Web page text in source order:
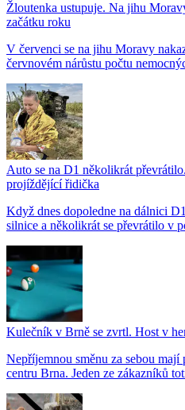
Žloutenka ustupuje. Na jihu
začátku roku
V červenci se na jihu Moravy
červnovém nárůstu počtu
Auto se na D1 několikrát
projíždějící řidička
Když dnes dopoledne na dálnici
silnice a několikrát se převrátilo v
Kulečník v Brně se zvrtl. Host v
Nepříjemnou směnu za sebou
centru Brna. Jeden ze zákazníků